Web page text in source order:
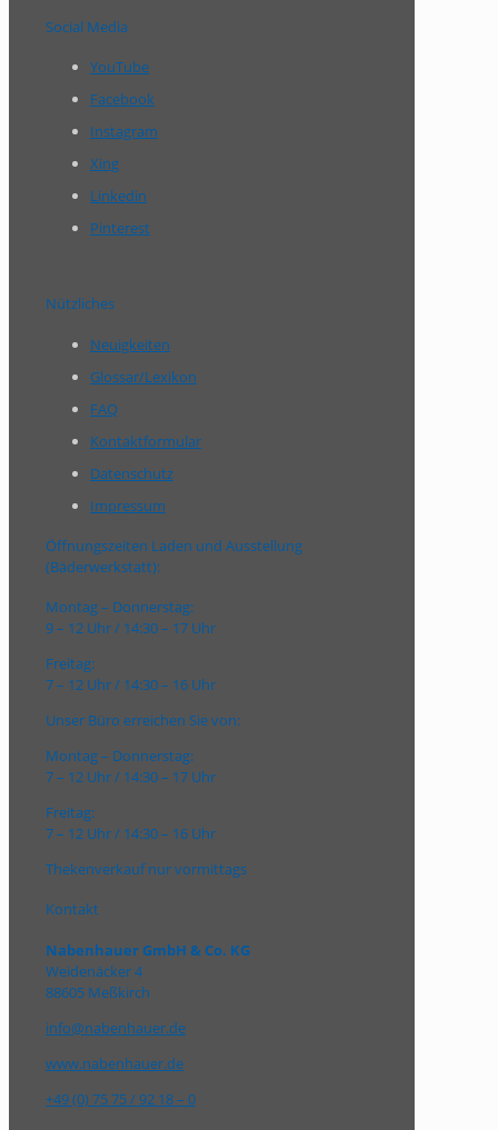
Social Media
YouTube
Facebook
Instagram
Xing
Linkedin
Pinterest
Nützliches
Neuigkeiten
Glossar/Lexikon
FAQ
Kontaktformular
Datenschutz
Impressum
Öffnungszeiten Laden und Ausstellung
(Bäderwerkstatt):
Montag – Donnerstag:
9 – 12 Uhr / 14:30 – 17 Uhr
Freitag:
7 – 12 Uhr / 14:30 – 16 Uhr
Unser Büro erreichen Sie von:
Montag – Donnerstag:
7 – 12 Uhr / 14:30 – 17 Uhr
Freitag:
7 – 12 Uhr / 14:30 – 16 Uhr
Thekenverkauf nur vormittags
Kontakt
Nabenhauer GmbH & Co. KG
Weidenäcker 4
88605 Meßkirch
info@nabenhauer.de
www.nabenhauer.de
+49 (0) 75 75 / 92 18 – 0